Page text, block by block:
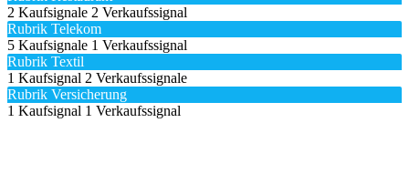
2 Kaufsignale 2 Verkaufssignal
Rubrik Telekom
5 Kaufsignale 1 Verkaufssignal
Rubrik Textil
1 Kaufsignal 2 Verkaufssignale
Rubrik Versicherung
1 Kaufsignal 1 Verkaufssignal